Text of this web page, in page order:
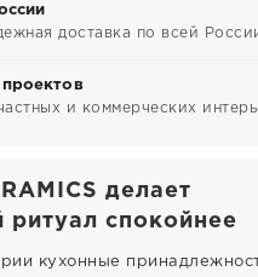
доставка по всей
проектов
и коммерческих
делает
ритуал спокойнее
кухонные